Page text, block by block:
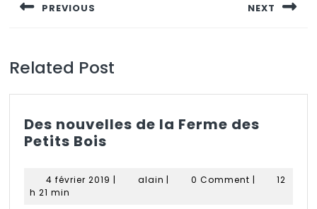
l’article
PREVIOUS NEXT
Related Post
Des nouvelles de la Ferme des
Petits Bois
de
4 février 2019 4| alain alain
| 0 Comment |
12
h 21 min